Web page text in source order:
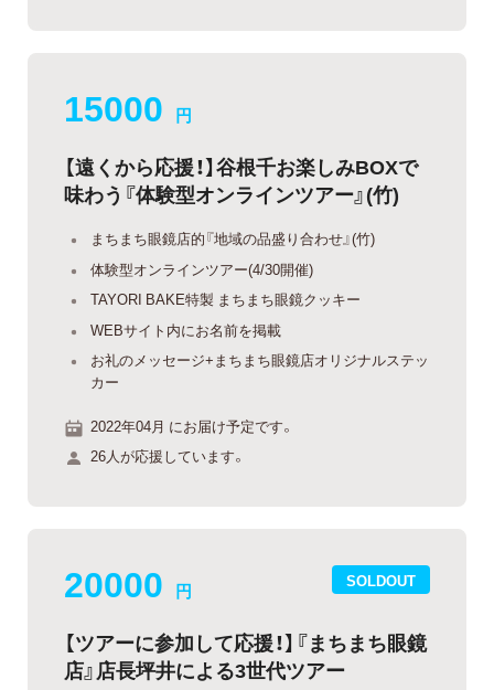
15000 円
【遠くから応援！】谷根千お楽しみBOXで
味わう『体験型オンラインツアー』(竹)
まちまち眼鏡店的『地域の品盛り合わせ』(竹)
体験型オンラインツアー(4/30開催)
TAYORI BAKE特製 まちまち眼鏡クッキー
WEBサイト内にお名前を掲載
お礼のメッセージ+まちまち眼鏡店オリジナルステッ
カー
2022年04月 にお届け予定です。
26人が応援しています。
SOLDOUT
20000 円
【ツアーに参加して応援！】『まちまち眼鏡
店』店長坪井による3世代ツアー